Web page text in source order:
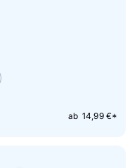
ab 14,99 €*